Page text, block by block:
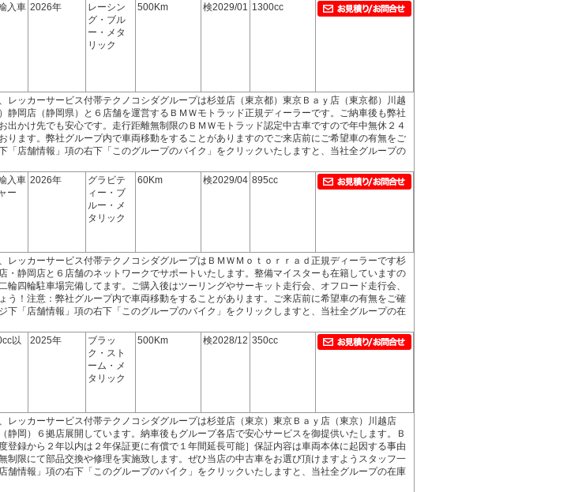
入車 2026年
レーシン
グ・ブル
ー・メタ
リック
500Km 検2029/01 1300cc
レッカーサービス付帯テクノコシダグループは杉並店（東京都）東京Ｂａｙ店（東京都）川越
静岡店（静岡県）と６店舗を運営するＢＭＷモトラッド正規ディーラーです。ご納車後も弊社
出かけ先でも安心です。走行距離無制限のＢＭＷモトラッド認定中古車ですので年中無休２４
ります。弊社グループ内で車両移動をすることがありますのでご来店前にご希望車の有無をご
店舗情報」項の右下「このグループのバイク」をクリックいたしますと、当社全グループの
入車
ー
2026年
グラビテ
ィー・ブ
ルー・メ
タリック
60Km 検2029/04 895cc
レッカーサービス付帯テクノコシダグループはＢＭＷＭｏｔｏｒｒａｄ正規ディーラーです杉
・静岡店と６店舗のネットワークでサポートいたします。整備マイスターも在籍していますの
四輪駐車場完備してます。ご購入後はツーリングやサーキット走行会、オフロード走行会、
う！注意：弊社グループ内で車両移動をすることがあります。ご来店前に希望車の有無をご確
「店舗情報」項の右下「このグループのバイク」をクリックしますと、当社全グループの在
以
2025年
ブラッ
ク・スト
ーム・メ
タリック
500Km 検2028/12 350cc
レッカーサービス付帯テクノコシダグループは杉並店（東京）東京Ｂａｙ店（東京）川越店
静岡）６拠店展開しています。納車後もグループ各店で安心サービスを御提供いたします。Ｂ
登録から２年以内は２年保証更に有償で１年間延長可能］保証内容は車両本体に起因する事由
制限にて部品交換や修理を実施致します。ぜひ当店の中古車をお選び頂けますようスタッフ一
情報」項の右下「このグループのバイク」をクリックいたしますと、当社全グループの在庫